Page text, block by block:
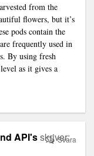
from the
flowers, but it’s
pods contain the
frequently used in
By using fresh
as it gives a
API'sskriver:
Svara